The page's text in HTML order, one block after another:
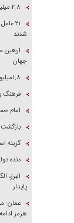
۲.۸ میلیون زائر به کشور بازگشتند
شدند
جهان
۱.۸میلیون زائر اربعین به کشور بازگشتند
فرهنگ
امام
بازگشت یک
گزینه
دنده
پایدار
عمان:
هرمز